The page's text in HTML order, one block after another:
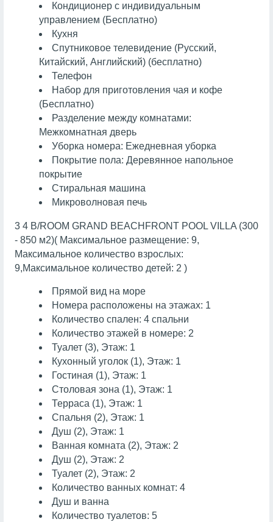
Кондиционер с индивидуальным
управлением (Бесплатно)
Кухня
Спутниковое телевидение (Русский,
Китайский, Английский) (бесплатно)
Телефон
Набор для приготовления чая и кофе
(Бесплатно)
Разделение между комнатами:
Межкомнатная дверь
Уборка номера: Ежедневная уборка
Покрытие пола: Деревянное напольное
покрытие
Стиральная машина
Микроволновая печь
3 4 B/ROOM GRAND BEACHFRONT POOL VILLA (300
- 850 м2)( Максимальное размещение: 9,
Максимальное количество взрослых:
9,Максимальное количество детей: 2 )
Прямой вид на море
Номера расположены на этажах: 1
Количество спален: 4 спальни
Количество этажей в номере: 2
Туалет (3), Этаж: 1
Кухонный уголок (1), Этаж: 1
Гостиная (1), Этаж: 1
Cтоловая зона (1), Этаж: 1
Терраса (1), Этаж: 1
Спальня (2), Этаж: 1
Душ (2), Этаж: 1
Ванная комната (2), Этаж: 2
Душ (2), Этаж: 2
Туалет (2), Этаж: 2
Количество ванных комнат: 4
Душ и ванна
Количество туалетов: 5